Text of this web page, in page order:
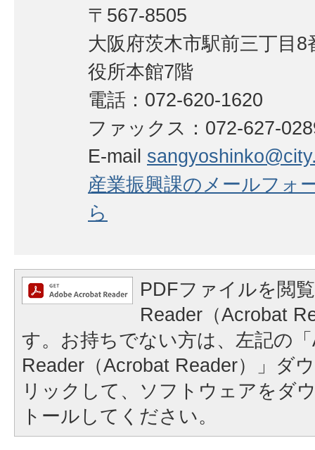
〒567-8505
大阪府茨木市駅前三丁目8
役所本館7階
電話：072-620-1620
ファックス：072-627-
E-mail
産業振興課のメールフォ
ら
PDFファイルを閲
Reader（Acrobat
す。お持ちでない方は、左記の
Reader（Acrobat Reader）」ダ
リックして、ソフトウェアをダ
トールしてください。